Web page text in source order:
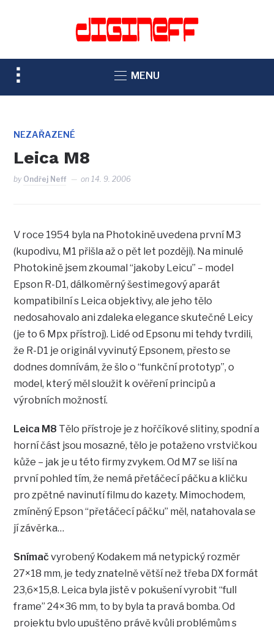
TOGGLE
SIDEBAR
NAVIGATION
MENU
NEZAŘAZENÉ
Leica M8
by Ondřej Neff on14. 9. 2006
V roce 1954 byla na Photokině uvedena první M3
(kupodivu, M1 přišla až o pět let později). Na minulé
Photokině jsem zkoumal “jakoby Leicu” – model
Epson R-D1, dálkoměrný šestimegový aparát
kompatibilní s Leica objektivy, ale jeho tělo
nedosahovalo ani zdaleka elegance skutečné Leicy
(je to 6 Mpx přístroj). Lidé od Epsonu mi tehdy tvrdili,
že R-D1 je originál vyvinutý Epsonem, přesto se
dodnes domnívám, že šlo o “funkční prototyp”, o
model, který měl sloužit k ověření principů a
výrobních možností.
Leica M8 Tělo přístroje je z hořčíkové slitiny, spodní a
horní část jsou mosazné, tělo je potaženo vrstvičkou
kůže – jak je u této firmy zvykem. Od M7 se liší na
první pohled tím, že nemá přetáčecí páčku a kličku
pro zpětné navinutí filmu do kazety. Mimochodem,
zmíněný Epson “přetáčecí páčku” měl, natahovala se
jí závěrka…
Snímačvyrobený Kodakem má netypický rozměr
27×18 mm, je tedy znatelně větší než třeba DX formát
23,6×15,8. Leica byla jistě v pokušení vyrobit “full
frame” 24×36 mm, to by byla ta pravá bomba. Od
projektu bylo upuštěno právě kvůli problémům s